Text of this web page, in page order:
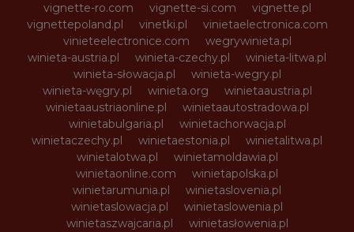
vignette-ro.com
vignette-si.com
vignette.pl
vignettepoland.pl
vinetki.pl
vinietaelectronica.com
vinieteelectronice.com
wegrywinieta.pl
winieta-austria.pl
winieta-czechy.pl
winieta-litwa.pl
winieta-słowacja.pl
winieta-wegry.pl
winieta-węgry.pl
winieta.org
winietaaustria.pl
winietaaustriaonline.pl
winietaautostradowa.pl
winietabulgaria.pl
winietachorwacja.pl
winietaczechy.pl
winietaestonia.pl
winietalitwa.pl
winietalotwa.pl
winietamoldawia.pl
winietaonline.com
winietapolska.pl
winietarumunia.pl
winietaslovenia.pl
winietaslowacja.pl
winietaslowenia.pl
winietaszwajcaria.pl
winietasłowenia.pl